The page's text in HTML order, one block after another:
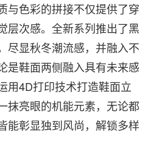
与色彩的拼接不仅提供了穿
层次感。全新系列推出了黑
尽显秋冬潮流感，并融入不
是鞋面两侧融入具有未来感
用4D打印技术打造鞋面立
抹亮眼的机能元素，无论都
能彰显独到风尚，解锁多样